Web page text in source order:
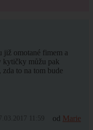
již omotané fimem a
kytičky můžu pak
to na tom bude
11:59 od Marie